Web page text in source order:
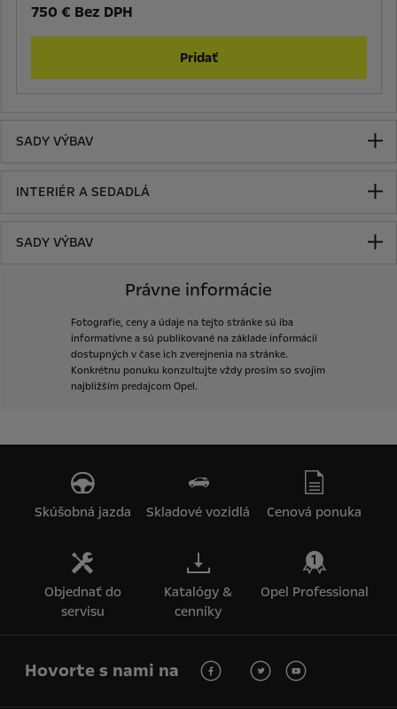
750 € Bez DPH
Pridať
SADY VÝBAV
INTERIÉR A SEDADLÁ
SADY VÝBAV
Právne informácie
Fotografie, ceny a údaje na tejto stránke sú iba
informatívne a sú publikované na základe informácií
dostupných v čase ich zverejnenia na stránke.
Konkrétnu ponuku konzultujte vždy prosím so svojim
najbližším predajcom Opel.
Skúšobná jazda Skladové vozidlá Cenová ponuka
Objednať do
servisu
Katalógy &
cenníky
Opel Professional
Hovorte s nami na